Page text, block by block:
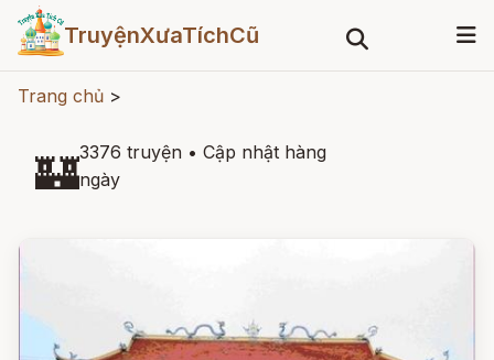
TruyệnXưaTíchCũ
Trang chủ >
🏰3376 truyện • Cập nhật hàng
ngày